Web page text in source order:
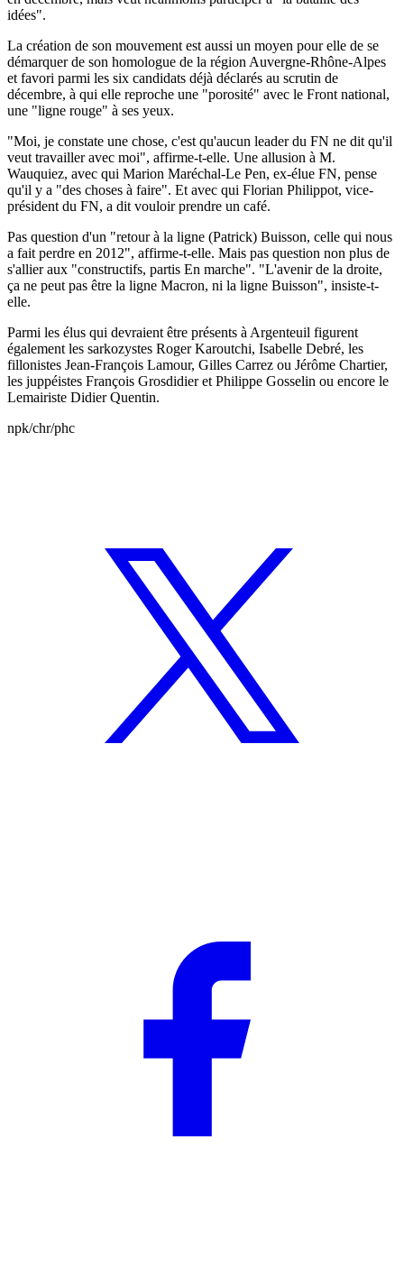
idées".
La création de son mouvement est aussi un moyen pour elle de se
démarquer de son homologue de la région Auvergne-Rhône-Alpes
et favori parmi les six candidats déjà déclarés au scrutin de
décembre, à qui elle reproche une "porosité" avec le Front national,
une "ligne rouge" à ses yeux.
"Moi, je constate une chose, c'est qu'aucun leader du FN ne dit qu'il
veut travailler avec moi", affirme-t-elle. Une allusion à M.
Wauquiez, avec qui Marion Maréchal-Le Pen, ex-élue FN, pense
qu'il y a "des choses à faire". Et avec qui Florian Philippot, vice-
président du FN, a dit vouloir prendre un café.
Pas question d'un "retour à la ligne (Patrick) Buisson, celle qui nous
a fait perdre en 2012", affirme-t-elle. Mais pas question non plus de
s'allier aux "constructifs, partis En marche". "L'avenir de la droite,
ça ne peut pas être la ligne Macron, ni la ligne Buisson", insiste-t-
elle.
Parmi les élus qui devraient être présents à Argenteuil figurent
également les sarkozystes Roger Karoutchi, Isabelle Debré, les
fillonistes Jean-François Lamour, Gilles Carrez ou Jérôme Chartier,
les juppéistes François Grosdidier et Philippe Gosselin ou encore le
Lemairiste Didier Quentin.
npk/chr/phc